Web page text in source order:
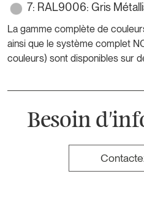
7: RAL9006: Gris
La gamme complète de
ainsi que le système complet
couleurs) sont disponibles sur
Besoin